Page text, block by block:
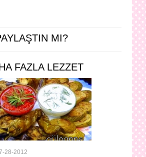
MI?
FAZLA LEZZET
28-2012